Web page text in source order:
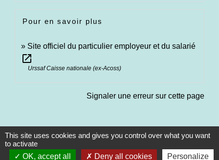
Pour en savoir plus
Site officiel du particulier employeur et du salarié
open_in_new
Urssaf Caisse nationale (ex-Acoss)
Signaler une erreur sur cette page
This site uses cookies and gives you control over what you want
to activate
OK, accept all
Deny all cookies Personalize